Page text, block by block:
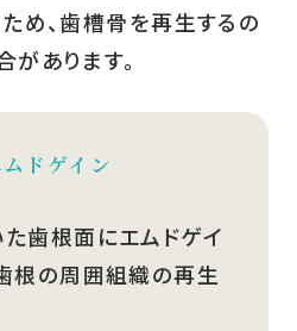
め、歯槽骨を再生するの
あります。
ドゲイン
歯根面にエムドゲイ
根の周囲組織の再生